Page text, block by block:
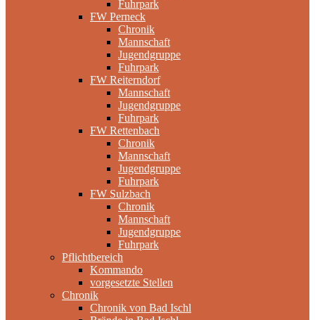
Fuhrpark
FW Perneck
Chronik
Mannschaft
Jugendgruppe
Fuhrpark
FW Reiterndorf
Mannschaft
Jugendgruppe
Fuhrpark
FW Rettenbach
Chronik
Mannschaft
Jugendgruppe
Fuhrpark
FW Sulzbach
Chronik
Mannschaft
Jugendgruppe
Fuhrpark
Pflichtbereich
Kommando
vorgesetzte Stellen
Chronik
Chronik von Bad Ischl